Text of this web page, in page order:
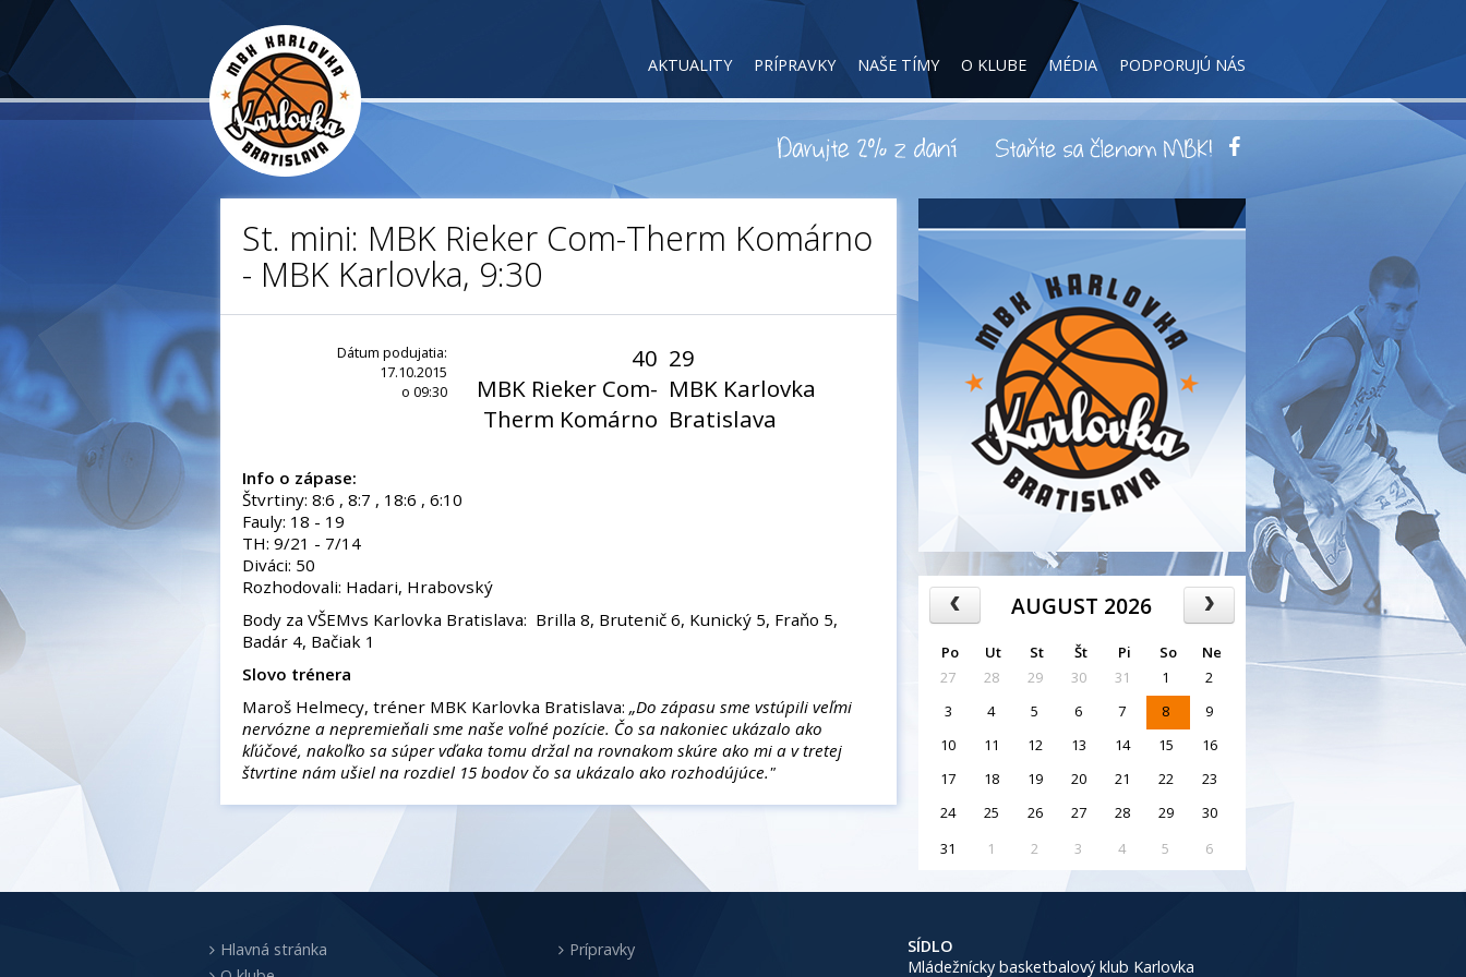
AKTUALITY PRÍPRAVKY NAŠE TÍMY O KLUBE MÉDIA PODPORUJÚ NÁS
St. mini: MBK Rieker Com-Therm Komárno
- MBK Karlovka, 9:30
Dátum podujatia:
17.10.2015
o 09:30
40
MBK Rieker Com-
Therm Komárno
29
MBK Karlovka
Bratislava
Info o zápase:
Štvrtiny: 8:6 , 8:7 , 18:6 , 6:10
Fauly: 18 - 19
TH: 9/21 - 7/14
Diváci: 50
Rozhodovali: Hadari, Hrabovský
Body za VŠEMvs Karlovka Bratislava: Brilla 8, Brutenič 6, Kunický 5, Fraňo 5,
Badár 4, Bačiak 1
Slovo trénera
Maroš Helmecy, tréner MBK Karlovka Bratislava: „Do zápasu sme vstúpili veľmi
nervózne a nepremieňali sme naše voľné pozície. Čo sa nakoniec ukázalo ako
kľúčové, nakoľko sa súper vďaka tomu držal na rovnakom skúre ako mi a v tretej
štvrtine nám ušiel na rozdiel 15 bodov čo sa ukázalo ako rozhodújúce."
AUGUST 2026
Po Ut St Št Pi So
Ne
27
28 29 30 31 1
2
3
4 5 6 7 8
9
10
11 12 13 14 15
16
17
18 19 20 21 22
23
24
25 26 27 28 29
30
31
1 2 3 4 5 6
Hlavná stránka
Prípravky
SÍDLO
Mládežnícky basketbalový klub Karlovka